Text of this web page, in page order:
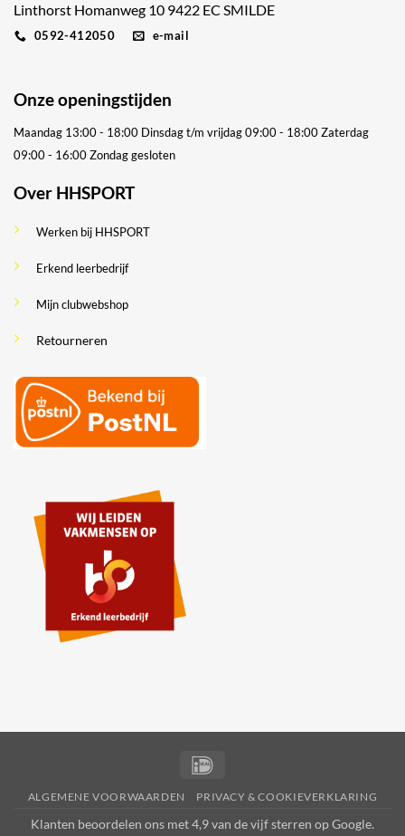
Linthorst Homanweg 10 9422 EC SMILDE
0592-412050 e-mail
Onze openingstijden
Maandag 13:00 - 18:00 Dinsdag t/m vrijdag 09:00 - 18:00Zaterdag
09:00 - 16:00Zondag gesloten
Over HHSPORT
Werken bij HHSPORT
Erkend leerbedrijf
Mijn clubwebshop
Retourneren
ALGEMENE VOORWAARDEN PRIVACY & COOKIEVERKLARING
Klanten beoordelen ons met 4,9 van de vijf sterren opGoogle.